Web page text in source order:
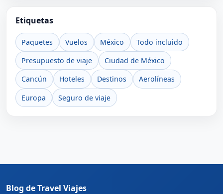
Etiquetas
Paquetes Vuelos México
Todo incluido
Presupuesto de viaje
Ciudad de México
Cancún
Hoteles Destinos
Aerolíneas
Europa
Seguro de viaje
Blog de Travel Viajes